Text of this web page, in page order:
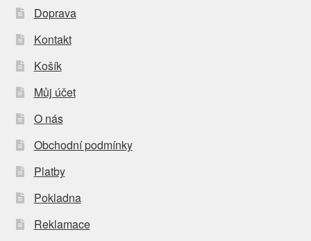
Doprava
Kontakt
Košík
Můj účet
O nás
Obchodní podmínky
Platby
Pokladna
Reklamace